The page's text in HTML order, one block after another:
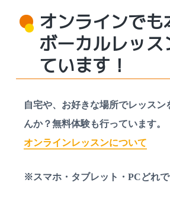
オンラインでも
ボーカルレッス
ています！
自宅や、お好きな場所でレッスン
んか？無料体験も行っています。
オンラインレッスンについて
※スマホ・タブレット・PCどれ